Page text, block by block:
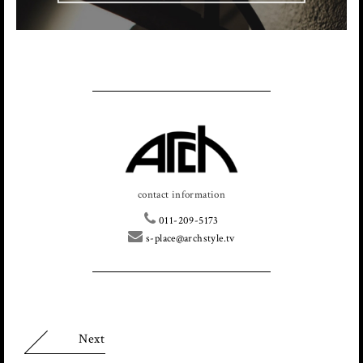
contact information
011-209-5173
s-place@archstyle.tv
Next